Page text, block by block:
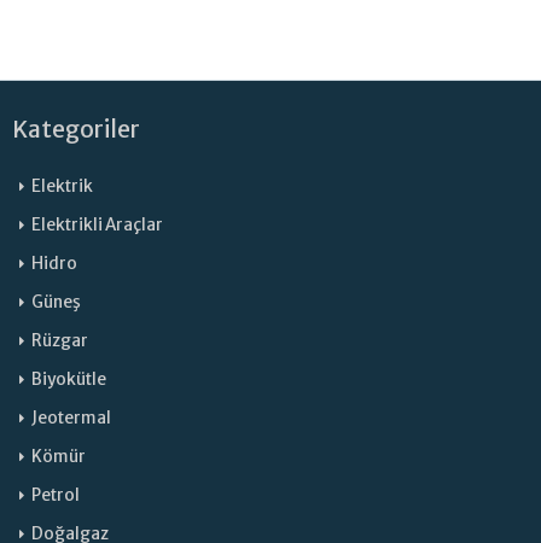
Kategoriler
Elektrik
Elektrikli Araçlar
Hidro
Güneş
Rüzgar
Biyokütle
Jeotermal
Kömür
Petrol
Doğalgaz